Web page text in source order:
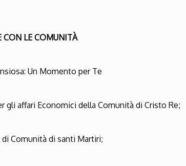
CON LE COMUNITÀ
Un Momento per Te
affari Economici della Comunità di Cristo Re;
Comunità di santi Martiri;